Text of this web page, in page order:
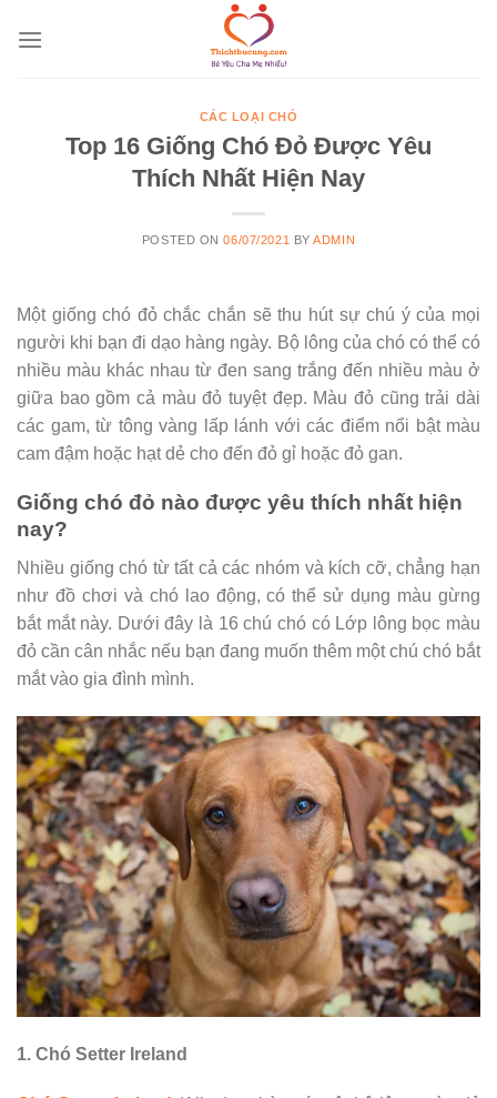
CÁC LOẠI CHÓ
Top 16 Giống Chó Đỏ Được Yêu
Thích Nhất Hiện Nay
POSTED ON06/07/2021 BYADMIN
Một giống chó đỏ chắc chắn sẽ thu hút sự chú ý của mọi
người khi bạn đi dạo hàng ngày. Bộ lông của chó có thể có
nhiều màu khác nhau từ đen sang trắng đến nhiều màu ở
giữa bao gồm cả màu đỏ tuyệt đẹp. Màu đỏ cũng trải dài
các gam, từ tông vàng lấp lánh với các điểm nổi bật màu
cam đậm hoặc hạt dẻ cho đến đỏ gỉ hoặc đỏ gan.
Giống chó đỏ nào được yêu thích nhất hiện
nay?
Nhiều giống chó từ tất cả các nhóm và kích cỡ, chẳng hạn
như đồ chơi và chó lao động, có thể sử dụng màu gừng
bắt mắt này. Dưới đây là 16 chú chó có Lớp lông bọc màu
đỏ cần cân nhắc nếu bạn đang muốn thêm một chú chó bắt
mắt vào gia đình mình.
1. Chó Setter Ireland